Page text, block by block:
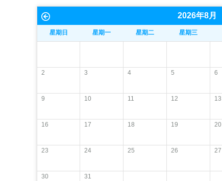
2026年8月
星期日 星期一 星期二 星期三
2 3 4 5 6
9 10 11 12 13
16 17 18 19 20
23 24 25 26 27
30 31